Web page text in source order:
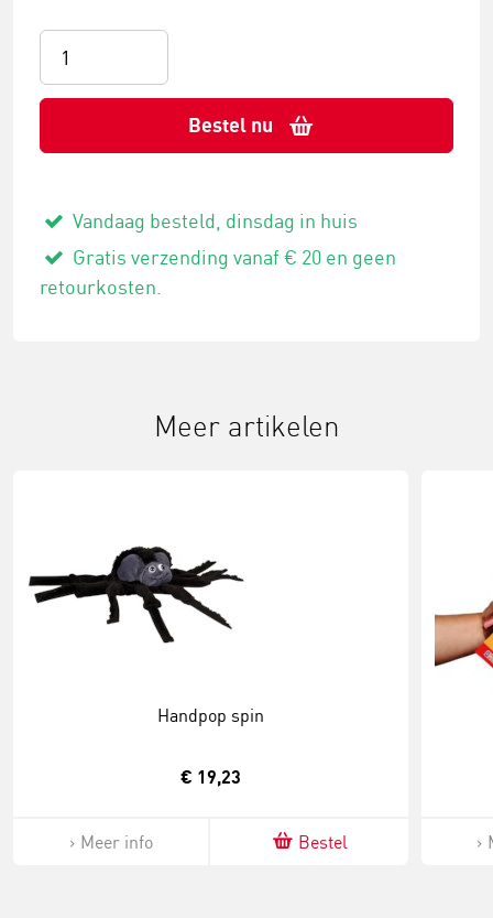
Bestel nu
Vandaag besteld, dinsdag in huis
Gratis verzending vanaf € 20 en geen
retourkosten.
Meer artikelen
Handpop spin
€ 19,23
Meer info Bestel